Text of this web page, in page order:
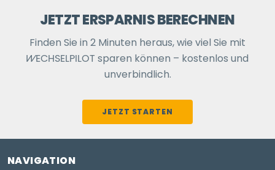
JETZT ERSPARNIS BERECHNEN
Finden Sie in 2 Minuten heraus, wie viel Sie mit
WECHSELPILOT sparen können – kostenlos und
unverbindlich.
JETZT STARTEN
NAVIGATION